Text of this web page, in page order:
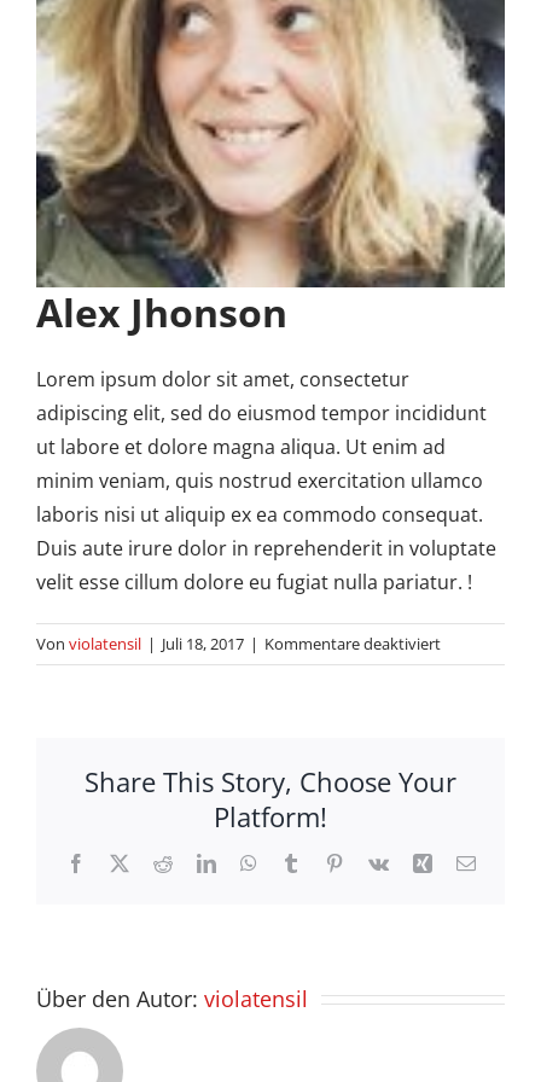
Alex Jhonson
Lorem ipsum dolor sit amet, consectetur
adipiscing elit, sed do eiusmod tempor incididunt
ut labore et dolore magna aliqua. Ut enim ad
minim veniam, quis nostrud exercitation ullamco
laboris nisi ut aliquip ex ea commodo consequat.
Duis aute irure dolor in reprehenderit in voluptate
velit esse cillum dolore eu fugiat nulla pariatur. !
Von violatensil | Juli 18, 2017 | Kommentare deaktiviertfür
Alex
Share This Story, Choose Your
Platform!
Facebook
X RedditLinkedInWhatsApp
TumblrPinterest
Vk Xing E-
Über den Autor: violatensil